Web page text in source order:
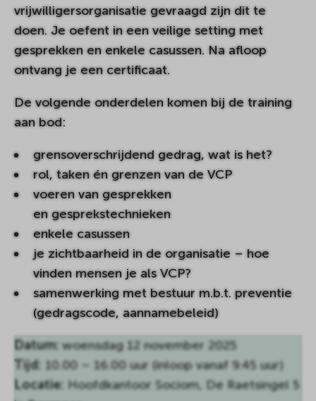
vrijwilligersorganisatie gevraagd zijn dit te
doen. Je oefent in een veilige setting met
gesprekken en enkele casussen. Na afloop
ontvang je een certificaat.
De volgende onderdelen komen bij de training
aan bod:
grensoverschrijdend gedrag, wat is het?
rol, taken én grenzen van de VCP
voeren van gesprekken
en gesprekstechnieken
enkele casussen
je zichtbaarheid in de organisatie – hoe
vinden mensen je als VCP?
samenwerking met bestuur m.b.t. preventie
(gedragscode, aannamebeleid)
Datum: woensdag 12 november 2025
Tijd: 10.00 – 16.00 uur (inloop vanaf 9.45 uur)
Locatie: Hoofdkantoor Sociom, De Raetsingel 5